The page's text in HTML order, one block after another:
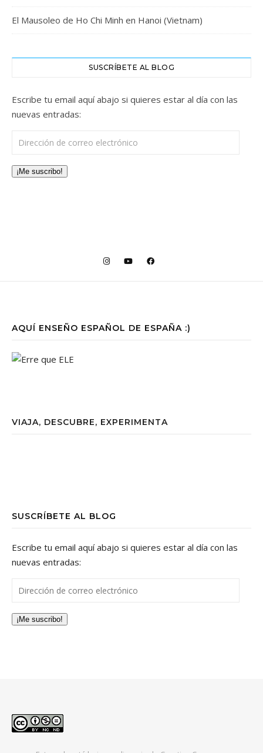
El Mausoleo de Ho Chi Minh en Hanoi (Vietnam)
SUSCRÍBETE AL BLOG
Escribe tu email aquí abajo si quieres estar al día con las
nuevas entradas:
Dirección de correo electrónico
¡Me suscribo!
AQUÍ ENSEÑO ESPAÑOL DE ESPAÑA :)
VIAJA, DESCUBRE, EXPERIMENTA
SUSCRÍBETE AL BLOG
Escribe tu email aquí abajo si quieres estar al día con las
nuevas entradas:
Dirección de correo electrónico
¡Me suscribo!